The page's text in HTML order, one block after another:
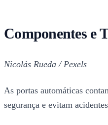
Componentes e
Nicolás Rueda / Pexels
As portas automáticas
segurança e evitam